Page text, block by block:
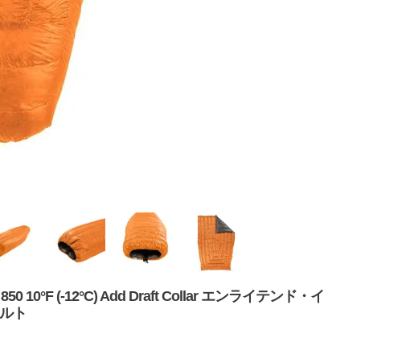
10°F (-12°C) Add Draft Collar エンライテンド・イ
ト